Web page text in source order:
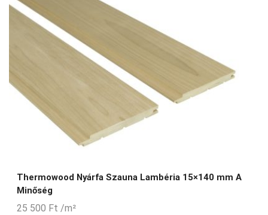
Thermowood Nyárfa Szauna Lambéria 15×140 mm A
Minőség
25 500 Ft /m²